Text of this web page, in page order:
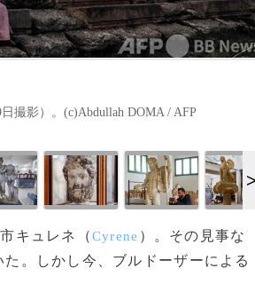
撮影）。(c)Abdullah DOMA / AFP
キュレネ（Cyrene ）。その見事な
。しかし今、ブルドーザーによる